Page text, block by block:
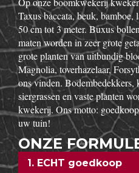
Taxus baccata, beuk, bamboe,
50 cm tot 3 meter. Buxus
maten worden in zeer grote
grote planten van uitbundig
Magnolia, toverhazelaar,
ons vinden.
siergrassen en vaste planten
kwekerij. Ons motto:
uw tuin!
ONZE
1. ECHT goedkoop